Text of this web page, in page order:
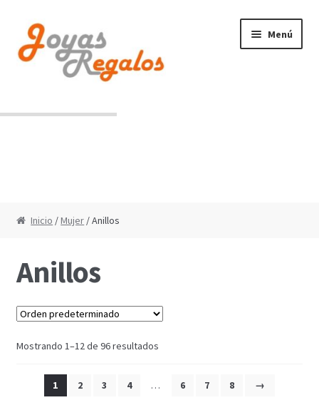
a
la
navegación
al
contenido
Menú
Inicio /Mujer / Anillos
Anillos
Mostrando 1–12 de 96 resultados
1 2 3 4 … 6 7 8 →